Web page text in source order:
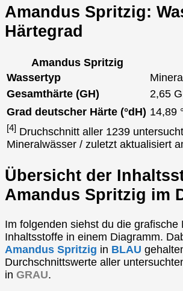
Amandus Spritzig:
Härtegrad
Amandus Spritzig
Wassertyp
Gesamthärte (GH)
2,65
Grad deutscher Härte (°dH) 14,89
[4] Druchschnitt aller 1239
Mineralwässer / zuletzt aktualisiert
Übersicht der
Amandus Spritzig im
Im folgenden siehst du die grafische
Inhaltsstoffe in einem Diagramm.
Amandus Spritzig in BLAU
Durchschnittswerte aller
in GRAU.